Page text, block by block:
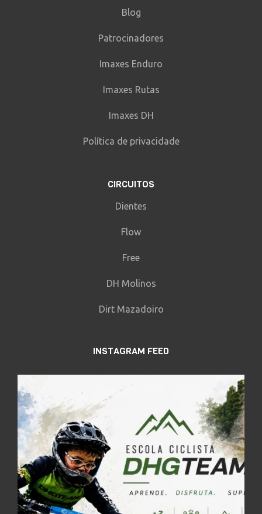
Blog
Patrocinadores
Imaxes Enduro
Imaxes Rutas
Imaxes DH
Política de privacidade
CIRCUITOS
Dientes
Flow
Free
DH Molinos
Dirt Mazadoiro
INSTAGRAM FEED